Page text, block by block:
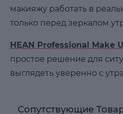
макияжу работать в
только перед зеркалом
HEAN Professional Make
простое решение для
выглядеть уверенно с
Сопутствующие